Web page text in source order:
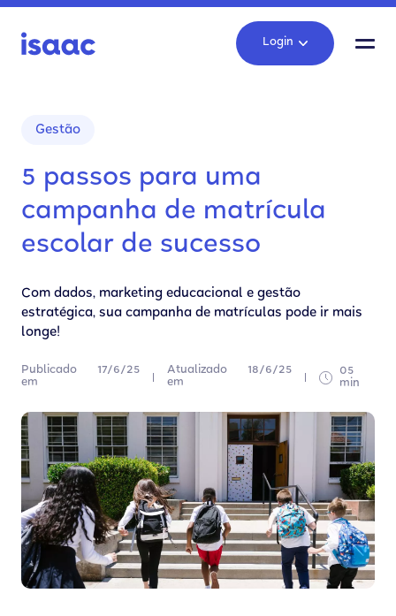
Login
Gestão
5 passos para uma
campanha de matrícula
escolar de sucesso
Com dados, marketing educacional e gestão
estratégica, sua campanha de matrículas pode ir mais
longe!
Publicado
em
17/6/25
Atualizado
em
18/6/25
05
min